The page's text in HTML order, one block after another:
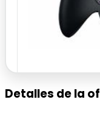
Detalles de la